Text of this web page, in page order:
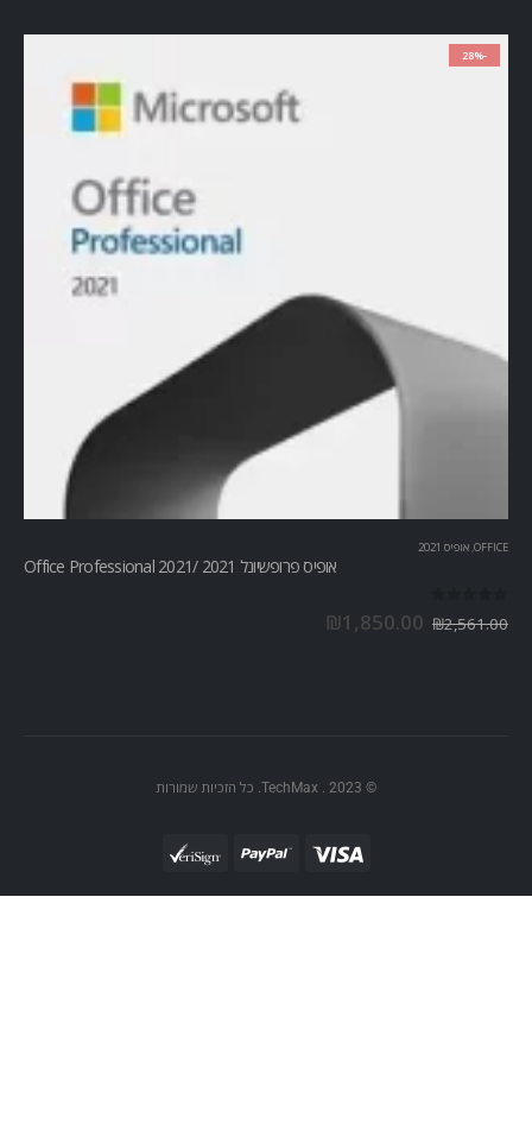
-28%
OFFICE
, אופיס 2021
אופיס פרופשיונל 2021 /Office Professional 2021
₪2,561.00
₪1,850.00
© TechMax . 2023. כל הזכיות שמורות